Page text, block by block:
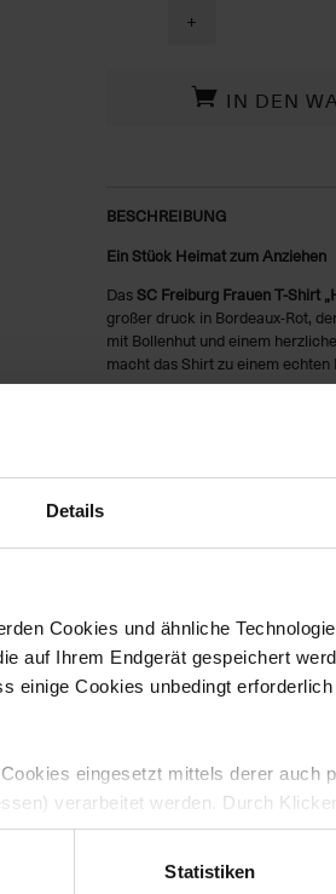
Details
Cookies und ähnliche
auf Ihrem Endgerät gespeichert
einige Cookies unbedingt
eingesetzt mittels derer auch
verarbeitet werden. Durch
Cookies und der
Zwecke gem. § 25 Abs. 1
Statistiken
+
IN DEN
BESCHREIBUNG
Ein Stück Heimat zum Anziehen
Das SC Freiburg Frauen T-Shirt
großer druck in Bordeaux-Rot,
mit Bollenhut und einem
macht das Shirt zu einem echten
Das offwhite T-Shirt ist
oder im Stadion. Ein kleines
Artikelnummer: 25-100187
Logistiknummer: EM001685-
DIR AUCH GEFALLEN